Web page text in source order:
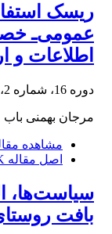
ریسک
عمومی‌ـ
اطلاعات و
دوره 16، شماره 2، مهر 1398، صفحه
مرجان بهمنی باب
مشاهده
اصل مقاله
سیاست‌ها،
بافت